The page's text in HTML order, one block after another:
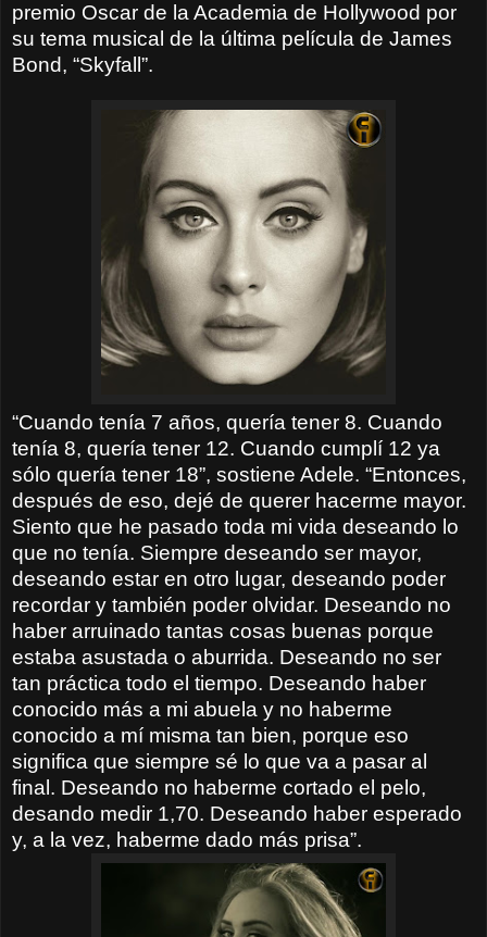
premio Oscar de la Academia de Hollywood por
su tema musical de la última película de James
Bond, “Skyfall”.
“Cuando tenía 7 años, quería tener 8. Cuando
tenía 8, quería tener 12. Cuando cumplí 12 ya
sólo quería tener 18”, sostiene Adele. “Entonces,
después de eso, dejé de querer hacerme mayor.
Siento que he pasado toda mi vida deseando lo
que no tenía. Siempre deseando ser mayor,
deseando estar en otro lugar, deseando poder
recordar y también poder olvidar. Deseando no
haber arruinado tantas cosas buenas porque
estaba asustada o aburrida. Deseando no ser
tan práctica todo el tiempo. Deseando haber
conocido más a mi abuela y no haberme
conocido a mí misma tan bien, porque eso
significa que siempre sé lo que va a pasar al
final. Deseando no haberme cortado el pelo,
desando medir 1,70. Deseando haber esperado
y, a la vez, haberme dado más prisa”.